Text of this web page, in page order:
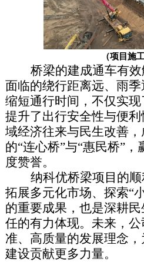
（项目施
桥梁的建成通车有
面临的绕行距离远、雨
缩短通行时间，不仅实现
提升了出行安全性与便
域经济往来与民生改善
的“连心桥”与“惠民桥”
度赞誉。
纳科优桥梁项目的
拓展多元化市场、探索“
的重要成果，也是深耕
任的有力体现。未来，
准、高质量的发展理念
建设贡献更多力量。